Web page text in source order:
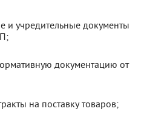
и учредительные документы
документацию от
на поставку товаров;